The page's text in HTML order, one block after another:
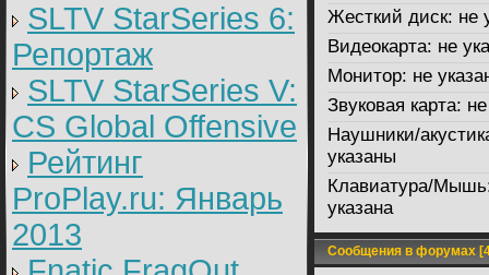
SLTV StarSeries 6:
Репортаж
SLTV StarSeries V:
CS Global Offensive
Рейтинг
ProPlay.ru: Январь
2013
Жесткий диск: не
Видеокарта: не
Монитор: не
Звуковая карта:
Наушники/
указаны
Клавиатура/
указана
Сообщения в форумах